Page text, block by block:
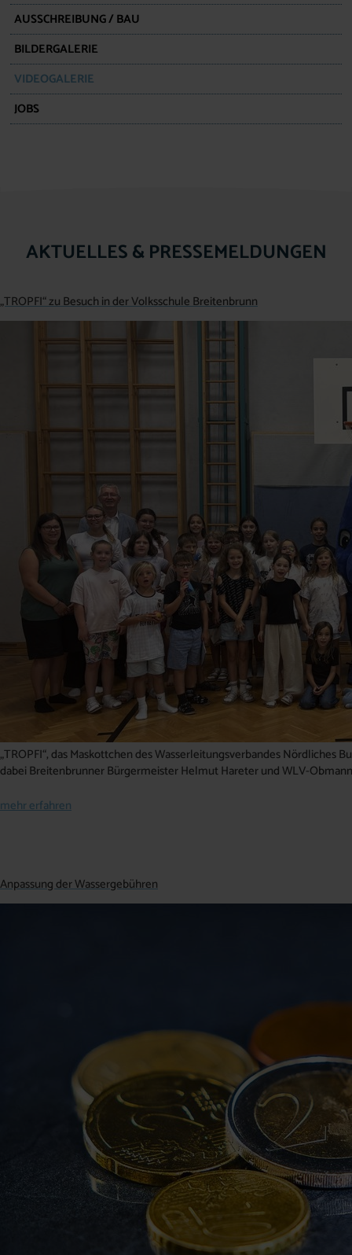
AUSSCHREIBUNG / BAU
BILDERGALERIE
VIDEOGALERIE
JOBS
AKTUELLES & PRESSEMELDUNGEN
„TROPFI“ zu Besuch in der Volksschule Breitenbrunn
„TROPFI“, das Maskottchen des Wasserleitungsverbandes
dabei Breitenbrunner Bürgermeister Helmut Hareter und WLV-
mehr erfahren
Anpassung der Wassergebühren